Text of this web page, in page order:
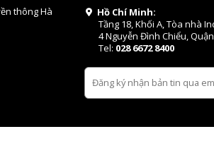
thông Hà
Hồ Chí Minh:
Tầng 18, Khối A, Tòa nhà
4 Nguyễn Đình Chiểu, Quận
Tel: 028 6672 8400